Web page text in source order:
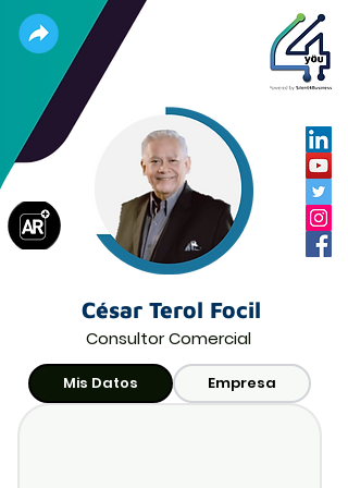
César Terol Focil
Consultor Comercial
Mis Datos Empresa